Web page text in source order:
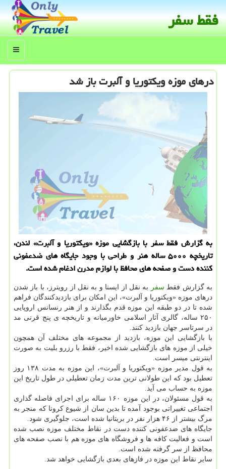
فقط سفر
منو
درهای موزه ویكتوریا و آلبرت باز شد
به گزارش فقط سفر با بازگشایی موزه «ویكتوریا و آلبرت» لندن،
تاریخچه ۵۰۰۰ ساله هنر و طراحی با وجود جایگاه های ضدعفونی
كننده دست و صفحه های محافظ با لوازم مدرن ادغام شده است.
به گزارش فقط سفر
به نقل از ایسنا و به نقل از رویترز، با باز شدن
درهای موزه «ویکتوریا و آلبرت»، این امکان برای بازدیدکنندگان فراهم
شده تا در دو طبقه این موزه قدم بگذارند و از هنر رنسانس اروپایی
۲۵۰ ساله، گالری آثار اسلامی خاورمیانه و تاریخچه ی پنج قرنی مد
در سرتاسر جهان بازدید کنند.
با بازگشایی این موزه، بازدید از مجموعه های مختلف آن همچون
خیلی از موزه های بازگشایی شده اخیر، فقط با رزرو بلیت به صورت
اینترنتی میسر است.
به قول مدیر موزه «ویکتوریا و آلبرت»، این موزه به مدت ۱۳۸ روز
تعطیل بود که این طولانی ترین مدت زمان تعطیلی در طول تاریخ این
موزه به حساب می آید.
به قول مسئولان، در این موزه ۱۶۰ ساله برای اجرای فاصله گذاری
اجتماعی تغییراتی بوجود آمده تا بدین سان از شیوع کرونا که منجر به
مرگ بیشتر از ۴۶ هزار نفر در بریتانیا شده است، جلوگیری شود.
جایگاه های ضدعفونی کننده دست در نقاط مختلف موزه نصب شده
است و فعالیت کافه‎ ها و فروشگاه های موزه هم با نصب صفحه های
محافظ از سر گرفته شده است.
سایر نقاط این موزه در فازهای بعدی بازگشایی خواهد شد.